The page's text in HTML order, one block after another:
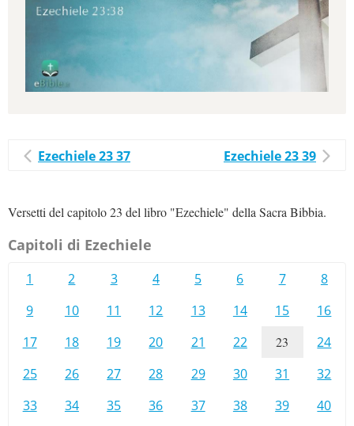
Ezechiele 23 37 Ezechiele 23 39
Versetti del capitolo 23 del libro "Ezechiele" della Sacra Bibbia.
Capitoli di Ezechiele
1 2 3 4 5 6 7
8
9
10 11 12 13 14 15
16
17
18 19 20 21 22 23
24
25
26 27 28 29 30 31
32
33
34 35 36 37 38 39
40